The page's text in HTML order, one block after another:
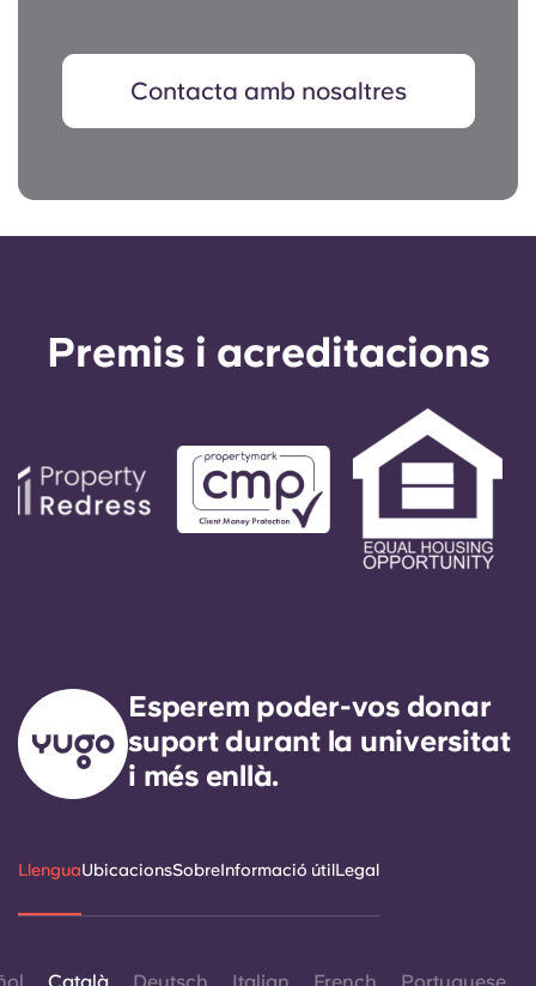
Contacta amb nosaltres
Premis i acreditacions
Esperem poder-vos donar
suport durant la universitat
i més enllà.
LlenguaUbicacionsSobreInformació útilLegal